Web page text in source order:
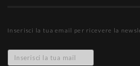
Inserisci la tua email per ricevere la